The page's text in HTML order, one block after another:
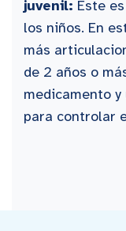
juvenil: Este
los niños. En
más
de 2 años o
medicamento
para controlar